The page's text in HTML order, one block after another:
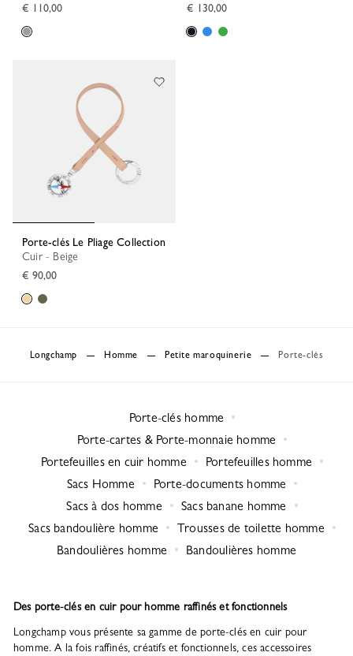
€ 110,00
€ 130,00
Porte-clés Le Pliage Collection
Cuir - Beige
€ 90,00
Longchamp Homme Petite maroquinerie Porte-clés
Porte-clés homme
Porte-cartes & Porte-monnaie homme
Portefeuilles en cuir homme
Portefeuilles homme
Sacs Homme
Porte-documents homme
Sacs à dos homme
Sacs banane homme
Sacs bandoulière homme
Trousses de toilette homme
Bandoulières homme
Bandoulières homme
Des porte-clés en cuir pour homme raffinés et fonctionnels
Longchamp vous présente sa gamme de porte-clés en cuir pour
homme. A la fois raffinés, créatifs et fonctionnels, ces accessoires